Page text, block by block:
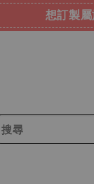
想訂製
搜尋